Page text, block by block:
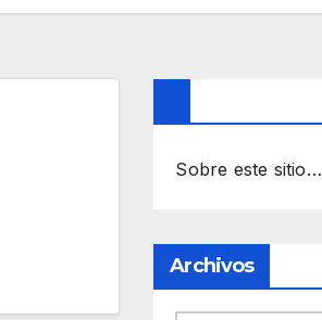
Sobre este sitio…
Archivos